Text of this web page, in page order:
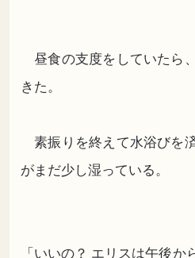
昼食の支度をしていたら
きた。
素振りを終えて水浴びを
がまだ少し湿っている。
「いいの？ エリスは午後か